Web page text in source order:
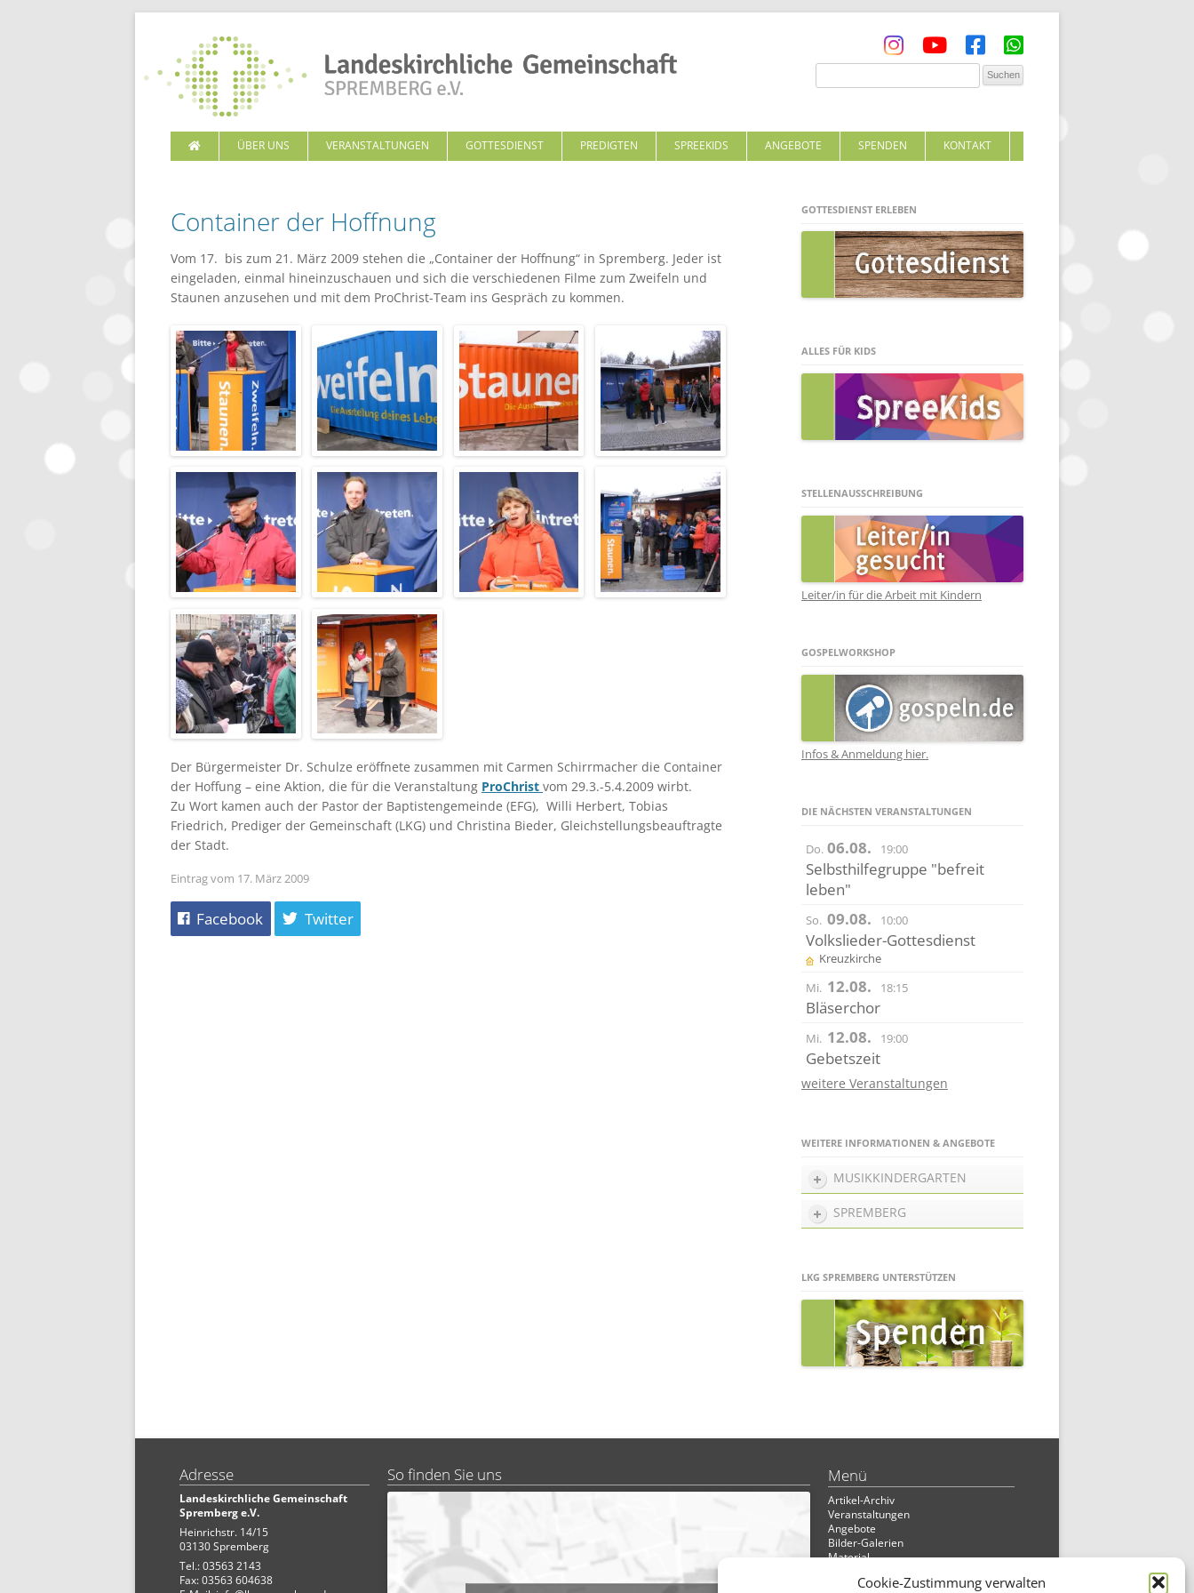
Cookie-Zustimmung verwalten
Zum Inhalt springen
ÜBER UNS VERANSTALTUNGEN GOTTESDIENST PREDIGTEN SPREEKIDS ANGEBOTE SPENDEN KONTAKT
Container der Hoffnung
Vom 17. bis zum 21. März 2009 stehen die „Container der Hoffnung“ in Spremberg. Jeder ist
eingeladen, einmal hineinzuschauen und sich die verschiedenen Filme zum Zweifeln und
Staunen anzusehen und mit dem ProChrist-Team ins Gespräch zu kommen.
Der Bürgermeister Dr. Schulze eröffnete zusammen mit Carmen Schirrmacher die Container
der Hoffung – eine Aktion, die für die Veranstaltung ProChrist vom 29.3.-5.4.2009 wirbt.
Zu Wort kamen auch der Pastor der Baptistengemeinde (EFG), Willi Herbert, Tobias
Friedrich, Prediger der Gemeinschaft (LKG) und Christina Bieder, Gleichstellungsbeauftragte
der Stadt.
Eintrag vom 17. März 2009
Facebook Twitter
GOTTESDIENST ERLEBEN
ALLES FÜR KIDS
STELLENAUSSCHREIBUNG
Leiter/in für die Arbeit mit Kindern
GOSPELWORKSHOP
Infos & Anmeldung hier.
DIE NÄCHSTEN VERANSTALTUNGEN
Do. 06.08. 19:00
Selbsthilfegruppe "befreit
leben"
So. 09.08. 10:00
Volkslieder-Gottesdienst
Kreuzkirche
Mi. 12.08. 18:15
Bläserchor
Mi. 12.08. 19:00
Gebetszeit
weitere Veranstaltungen
WEITERE INFORMATIONEN & ANGEBOTE
MUSIKKINDERGARTEN
SPREMBERG
LKG SPREMBERG UNTERSTÜTZEN
Adresse
Landeskirchliche Gemeinschaft
Spremberg e.V.
Heinrichstr. 14/15
03130 Spremberg
Tel.: 03563 2143
Fax: 03563 604638
So finden Sie uns Menü
Artikel-Archiv
Veranstaltungen
Angebote
Bilder-Galerien
Material
Kontakt